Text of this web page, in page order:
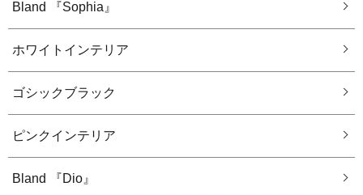
Bland 『Sophia』
ホワイトインテリア
ゴシックブラック
ピンクインテリア
Bland 『Dio』